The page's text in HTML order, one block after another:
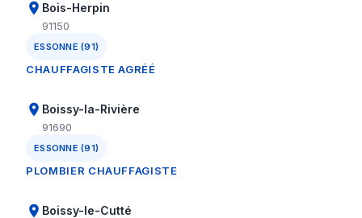
Bois-Herpin
91150
ESSONNE (91)
CHAUFFAGISTE AGRÉÉ
Boissy-la-Rivière
91690
ESSONNE (91)
PLOMBIER CHAUFFAGISTE
Boissy-le-Cutté